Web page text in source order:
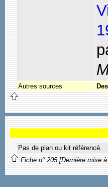
Autres sources
Pas de plan ou kit référencé.
Fiche n° 205 [Dernière mise